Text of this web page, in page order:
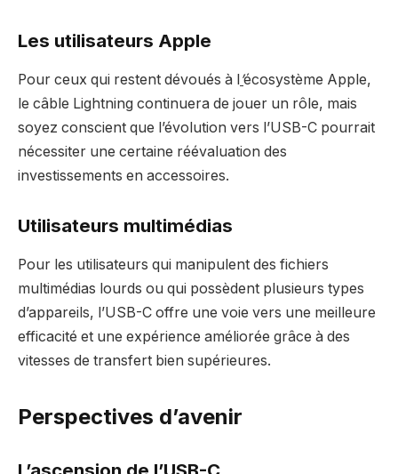
Les utilisateurs Apple
Pour ceux qui restent dévoués à l’écosystème Apple,
le câble Lightning continuera de jouer un rôle, mais
soyez conscient que l’évolution vers l’USB-C pourrait
nécessiter une certaine réévaluation des
investissements en accessoires.
Utilisateurs multimédias
Pour les utilisateurs qui manipulent des fichiers
multimédias lourds ou qui possèdent plusieurs types
d’appareils, l’USB-C offre une voie vers une meilleure
efficacité et une expérience améliorée grâce à des
vitesses de transfert bien supérieures.
Perspectives d’avenir